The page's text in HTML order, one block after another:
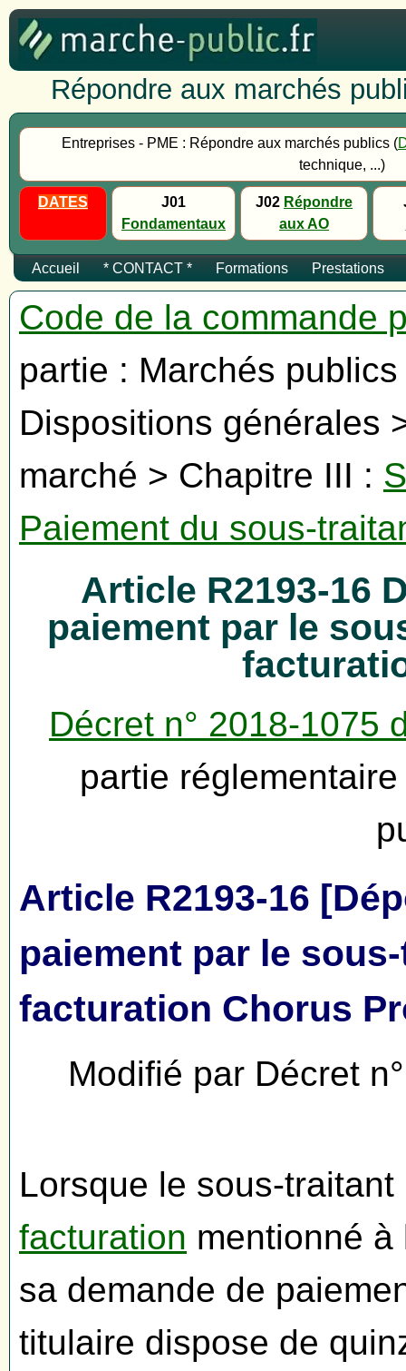
Répondre aux marchés
Entreprises - PME : Répondre aux marchés publics (
technique, ...)
DATES
J01
Fondamentaux
J02 Répondre
aux AO
Accueil * CONTACT * Formations Prestations
Code de la commande
partie : Marchés
Dispositions générales
marché > Chapitre III :
Paiement du sous-
Article R2193-16
paiement par le
Décret n° 2018-1075
partie
Article R2193-16
paiement par le
facturation Chorus
Modifié par Décret
Lorsque le sous-
facturation mentionné à
sa demande de
titulaire dispose de